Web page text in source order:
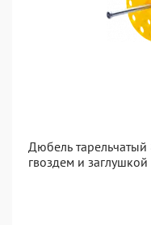
Дюбель
гвоздем и заглушкой